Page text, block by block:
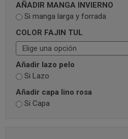
AÑADIR MANGA INVIERNO
Si manga larga y forrada
COLOR FAJIN TUL
Añadir lazo pelo
Si Lazo
Añadir capa lino rosa
Si Capa